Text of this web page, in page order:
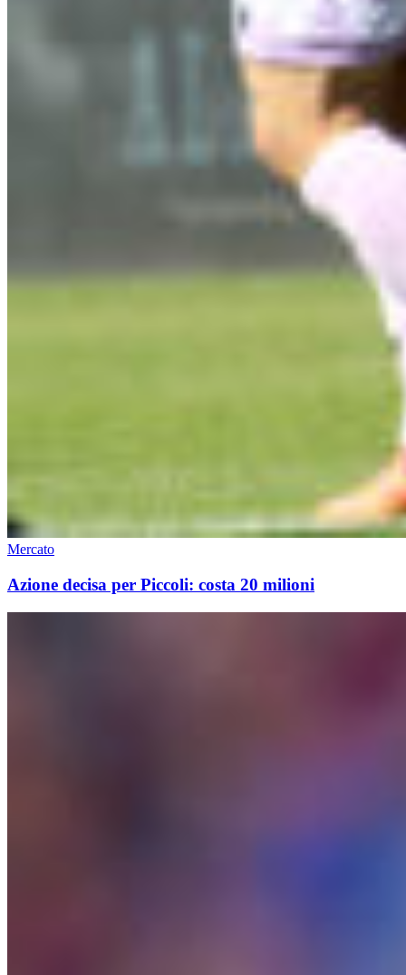
Mercato
Azione decisa per Piccoli: costa 20 milioni